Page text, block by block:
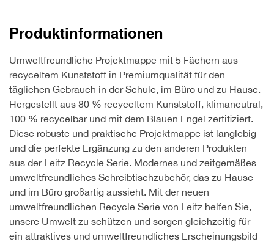
gelb,
5
Fächer
quantity
Produktinformationen
Umweltfreundliche Projektmappe mit 5 Fächern aus
recyceltem Kunststoff in Premiumqualität für den
täglichen Gebrauch in der Schule, im Büro und zu Hause.
Hergestellt aus 80 % recyceltem Kunststoff, klimaneutral,
100 % recycelbar und mit dem Blauen Engel zertifiziert.
Diese robuste und praktische Projektmappe ist langlebig
und die perfekte Ergänzung zu den anderen Produkten
aus der Leitz Recycle Serie. Modernes und zeitgemäßes
umweltfreundliches Schreibtischzubehör, das zu Hause
und im Büro großartig aussieht. Mit der neuen
umweltfreundlichen Recycle Serie von Leitz helfen Sie,
unsere Umwelt zu schützen und sorgen gleichzeitig für
ein attraktives und umweltfreundliches Erscheinungsbild